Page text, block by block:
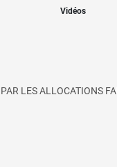
Vidéos
LES ALLOCATIONS